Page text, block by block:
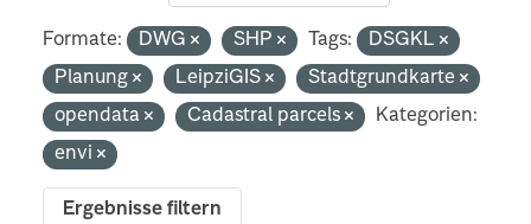
Formate: DWG SHP Tags:
DSGKL
Planung
LeipziGIS
Stadtgrundkarte
opendata
Cadastral parcels
Kategorien:
envi
Ergebnisse filtern